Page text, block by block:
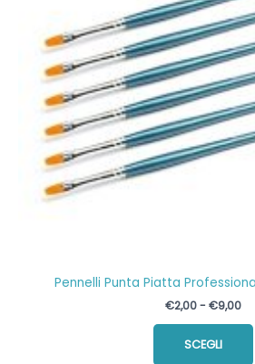
Pennelli Punta Piatta
€2,00-€9,00
SCEGLI